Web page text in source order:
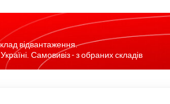
відвантаження.
Самовивіз - з обраних складів